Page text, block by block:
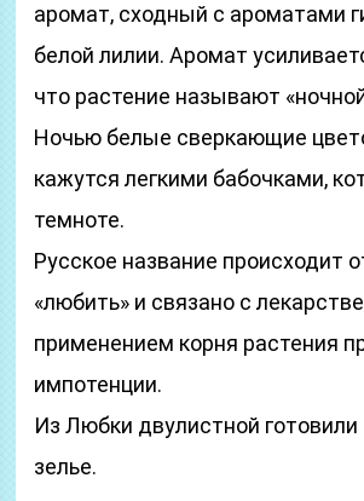
аромат, сходный с ароматами
белой лилии. Аромат
что растение называют
Ночью белые сверкающие
кажутся легкими бабочками,
темноте.
Русское название происходит
«любить» и связано с
применением корня растения
импотенции.
Из Любки двулистной готовили
зелье.